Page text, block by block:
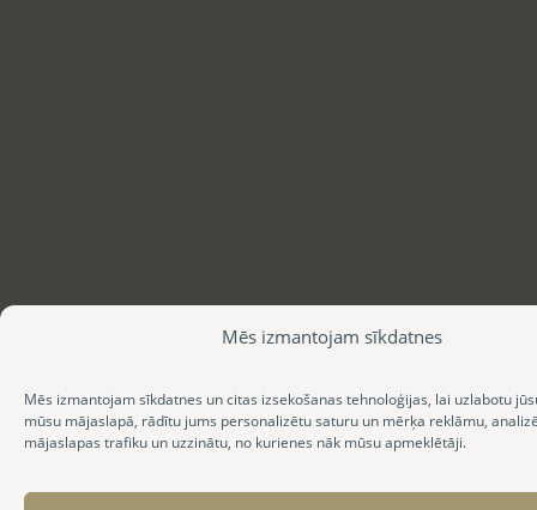
Mēs izmantojam sīkdatnes
Mēs izmantojam sīkdatnes un citas izsekošanas tehnoloģijas, lai uzlabotu
mūsu mājaslapā, rādītu jums personalizētu saturu un mērķa reklāmu,
mājaslapas trafiku un uzzinātu, no kurienes nāk mūsu apmeklētāji.